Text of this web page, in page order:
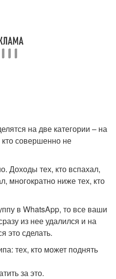
на две категории – на
кто совершенно не
Доходы тех, кто вспахал,
многократно ниже тех, кто
в WhatsApp, то все ваши
из нее удалился и на
это сделать.
тех, кто может поднять
за это.